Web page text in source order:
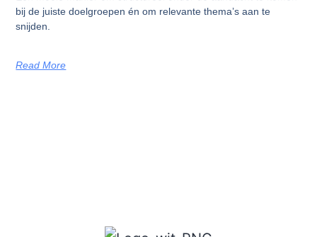
bij de juiste doelgroepen én om relevante thema’s aan te
snijden.
Read More